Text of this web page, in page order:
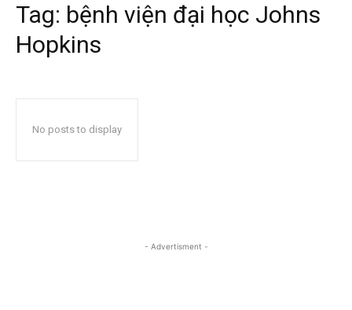
Tag: bệnh viện đại học Johns
Hopkins
No posts to display
- Advertisment -